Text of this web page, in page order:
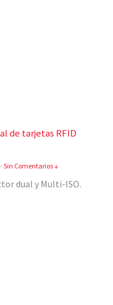
de tarjetas RFID
Sin Comentarios ↓
dual y Multi-ISO.